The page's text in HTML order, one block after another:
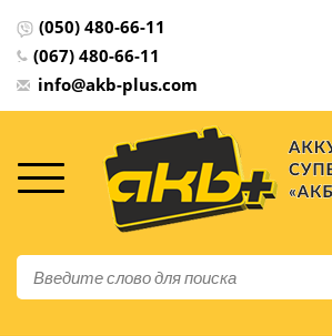
(050) 480-66-11
(067) 480-66-11
info@akb-plus.com